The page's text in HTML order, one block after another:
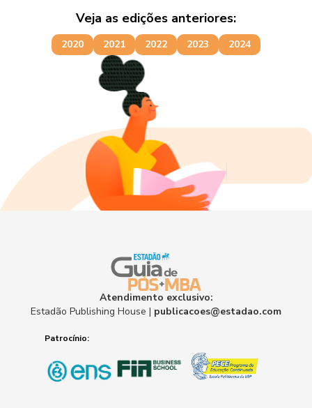
Veja as edições anteriores:
2020 2021 2022 2023 2024
Atendimento exclusivo:
Estadão Publishing House | publicacoes@estadao.com
Patrocínio: